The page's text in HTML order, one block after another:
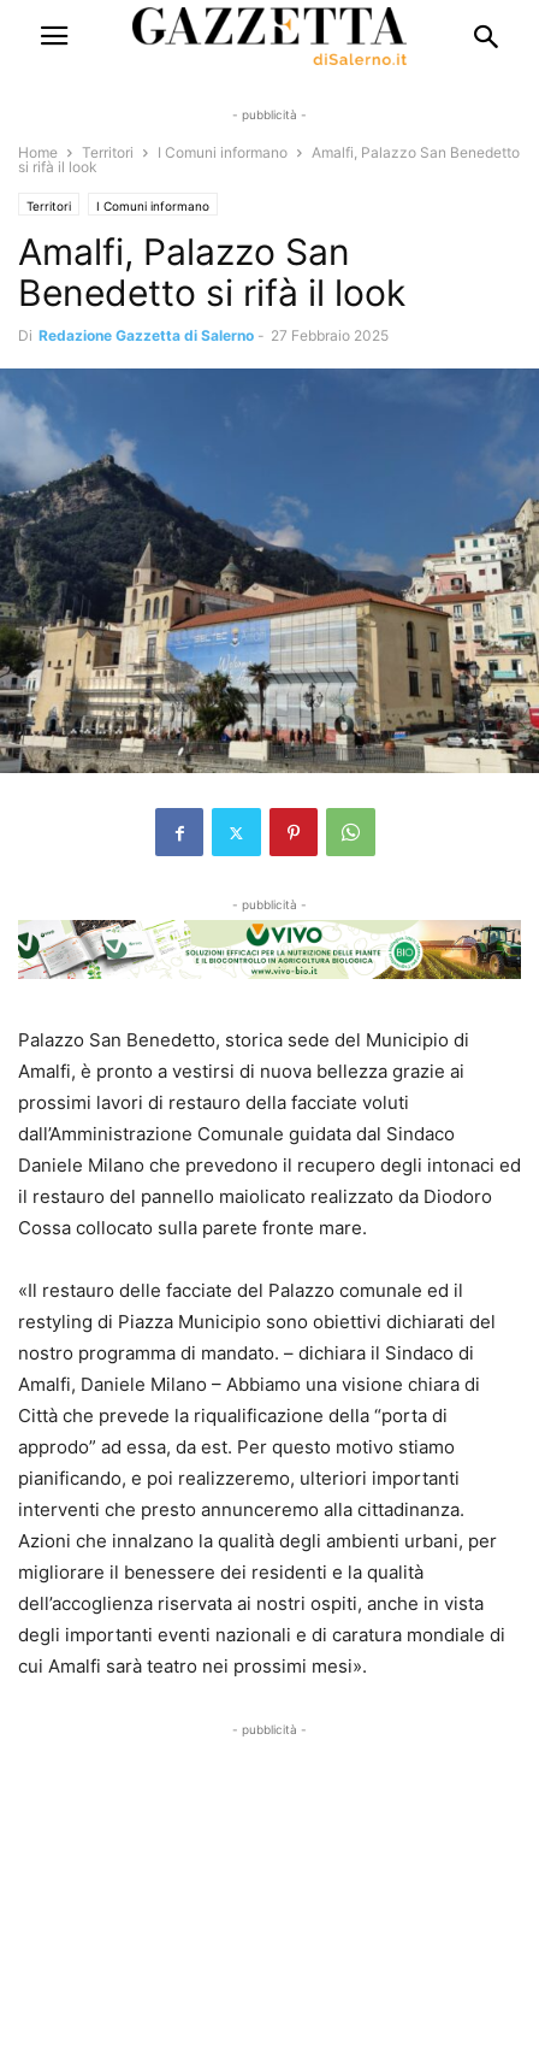
- pubblicità -
Home Territori I Comuni informano
Amalfi, Palazzo San Benedetto
si rifà il look
Territori I Comuni informano
Amalfi, Palazzo San
Benedetto si rifà il look
Di Redazione Gazzetta di Salerno - 27 Febbraio 2025
- pubblicità -
Palazzo San Benedetto, storica sede del Municipio di
Amalfi, è pronto a vestirsi di nuova bellezza grazie ai
prossimi lavori di restauro della facciate voluti
dall’Amministrazione Comunale guidata dal Sindaco
Daniele Milano che prevedono il recupero degli intonaci ed
il restauro del pannello maiolicato realizzato da Diodoro
Cossa collocato sulla parete fronte mare.
«Il restauro delle facciate del Palazzo comunale ed il
restyling di Piazza Municipio sono obiettivi dichiarati del
nostro programma di mandato. – dichiara il Sindaco di
Amalfi, Daniele Milano – Abbiamo una visione chiara di
Città che prevede la riqualificazione della “porta di
approdo” ad essa, da est. Per questo motivo stiamo
pianificando, e poi realizzeremo, ulteriori importanti
interventi che presto annunceremo alla cittadinanza.
Azioni che innalzano la qualità degli ambienti urbani, per
migliorare il benessere dei residenti e la qualità
dell’accoglienza riservata ai nostri ospiti, anche in vista
degli importanti eventi nazionali e di caratura mondiale di
cui Amalfi sarà teatro nei prossimi mesi».
- pubblicità -